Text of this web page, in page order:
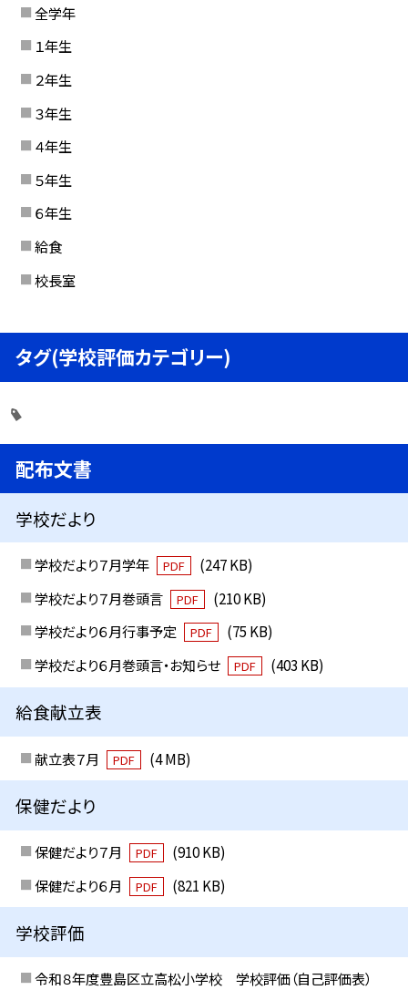
全学年
１年生
２年生
３年生
４年生
５年生
６年生
給食
校長室
タグ(学校評価カテゴリー)
配布文書
学校だより
学校だより７月学年 PDF
(247 KB)
学校だより７月巻頭言
PDF
(210 KB)
学校だより６月行事予定
PDF
(75 KB)
学校だより６月巻頭言・お知らせ
PDF (403 KB)
給食献立表
献立表７月 PDF (4 MB)
保健だより
保健だより７月 PDF
(910 KB)
保健だより６月
PDF (821 KB)
学校評価
令和８年度豊島区立高松小学校 学校評価（自己評価表）